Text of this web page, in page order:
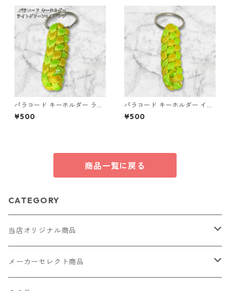
パラコード キーホルダー ライ
トグリーン イエロー 編み込み
s26
¥500
パラコード キーホルダー イエ
ロー ライトグリーン 編み込み
s37 アウトドア
¥500
商品一覧に戻る
CATEGORY
当店オリジナル商品
レザー（革）
メーカーセレクト商品